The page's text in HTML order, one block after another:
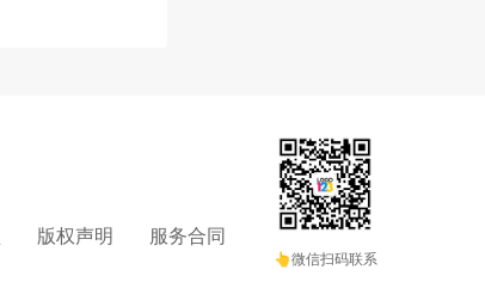
版权声明 服务合同
👆微信扫码联系